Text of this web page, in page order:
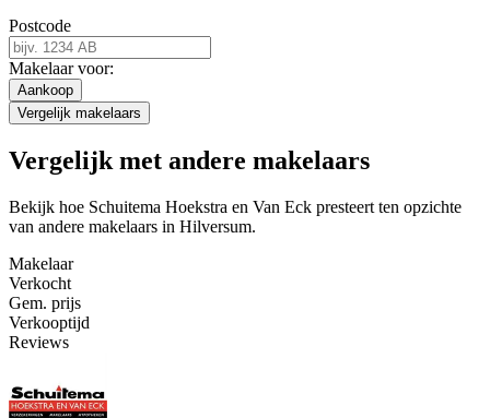
Postcode
Makelaar voor:
Aankoop
Vergelijk makelaars
Vergelijk met andere makelaars
Bekijk hoe Schuitema Hoekstra en Van Eck presteert ten opzichte
van andere makelaars in Hilversum.
Makelaar
Verkocht
Gem. prijs
Verkooptijd
Reviews